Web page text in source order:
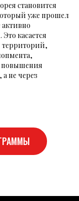
становится
уже прошел
касается
территорий,
повышения
не через